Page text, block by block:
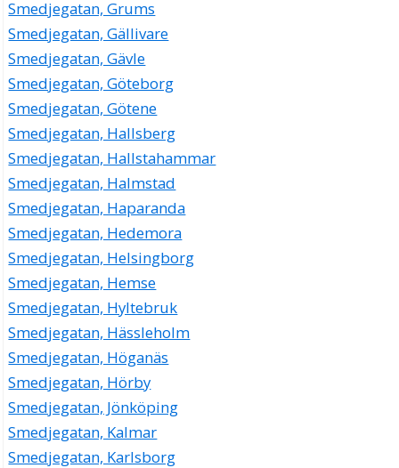
Smedjegatan, Grums
Smedjegatan, Gällivare
Smedjegatan, Gävle
Smedjegatan, Göteborg
Smedjegatan, Götene
Smedjegatan, Hallsberg
Smedjegatan, Hallstahammar
Smedjegatan, Halmstad
Smedjegatan, Haparanda
Smedjegatan, Hedemora
Smedjegatan, Helsingborg
Smedjegatan, Hemse
Smedjegatan, Hyltebruk
Smedjegatan, Hässleholm
Smedjegatan, Höganäs
Smedjegatan, Hörby
Smedjegatan, Jönköping
Smedjegatan, Kalmar
Smedjegatan, Karlsborg